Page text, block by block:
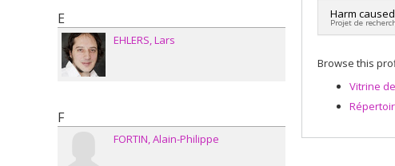
Lead
Funding
Harm
Projet de
Grant
Browse this
Vitrine
E
EHLERS Lars
F
FORTIN Alain-Philippe